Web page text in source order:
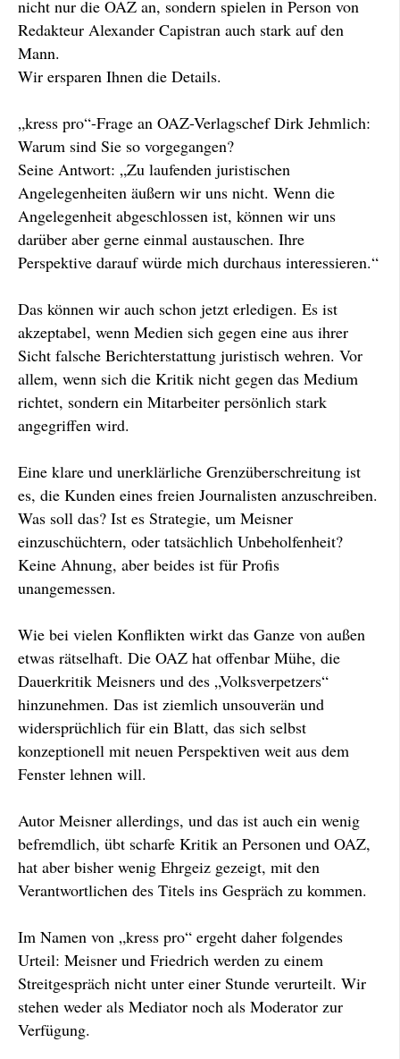
nicht nur die OAZ an, sondern spielen in Person von
Redakteur Alexander Capistran auch stark auf den
Mann.
Wir ersparen Ihnen die Details.
„kress pro“-Frage an OAZ-Verlagschef Dirk Jehmlich:
Warum sind Sie so vorgegangen?
Seine Antwort: „Zu laufenden juristischen
Angelegenheiten äußern wir uns nicht. Wenn die
Angelegenheit abgeschlossen ist, können wir uns
darüber aber gerne einmal austauschen. Ihre
Perspektive darauf würde mich durchaus interessieren.“
Das können wir auch schon jetzt erledigen. Es ist
akzeptabel, wenn Medien sich gegen eine aus ihrer
Sicht falsche Berichterstattung juristisch wehren. Vor
allem, wenn sich die Kritik nicht gegen das Medium
richtet, sondern ein Mitarbeiter persönlich stark
angegriffen wird.
Eine klare und unerklärliche Grenzüberschreitung ist
es, die Kunden eines freien Journalisten anzuschreiben.
Was soll das? Ist es Strategie, um Meisner
einzuschüchtern, oder tatsächlich Unbeholfenheit?
Keine Ahnung, aber beides ist für Profis
unangemessen.
Wie bei vielen Konflikten wirkt das Ganze von außen
etwas rätselhaft. Die OAZ hat offenbar Mühe, die
Dauerkritik Meisners und des „Volksverpetzers“
hinzunehmen. Das ist ziemlich unsouverän und
widersprüchlich für ein Blatt, das sich selbst
konzeptionell mit neuen Perspektiven weit aus dem
Fenster lehnen will.
Autor Meisner allerdings, und das ist auch ein wenig
befremdlich, übt scharfe Kritik an Personen und OAZ,
hat aber bisher wenig Ehrgeiz gezeigt, mit den
Verantwortlichen des Titels ins Gespräch zu kommen.
Im Namen von „kress pro“ ergeht daher folgendes
Urteil: Meisner und Friedrich werden zu einem
Streitgespräch nicht unter einer Stunde verurteilt. Wir
stehen weder als Mediator noch als Moderator zur
Verfügung.